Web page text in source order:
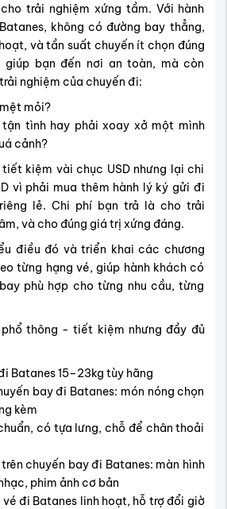
trải nghiệm xứng tầm. Với hành
không có đường bay thẳng,
và tần suất chuyến ít chọn đúng
giúp bạn đến nơi an toàn, mà còn
nghiệm của chuyến đi:
mỏi?
tình hay phải xoay xở một mình
cảnh?
kiệm vài chục USD nhưng lại chi
vì phải mua thêm hành lý ký gửi đi
lẻ. Chi phí bạn trả là cho trải
và cho đúng giá trị xứng đáng.
điều đó và triển khai các chương
từng hạng vé, giúp hành khách có
phù hợp cho từng nhu cầu, từng
thông - tiết kiệm nhưng đầy đủ
Batanes 15–23kg tùy hãng
bay đi Batanes: món nóng chọn
kèm
có tựa lưng, chỗ để chân thoải
chuyến bay đi Batanes: màn hình
phim ảnh cơ bản
vé đi Batanes linh hoạt, hỗ trợ đổi giờ